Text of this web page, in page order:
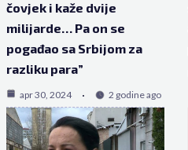
čovjek i kaže dvije
milijarde… Pa on se
pogađao sa Srbijom za
razliku para”
apr 30, 2024 2 godine ago